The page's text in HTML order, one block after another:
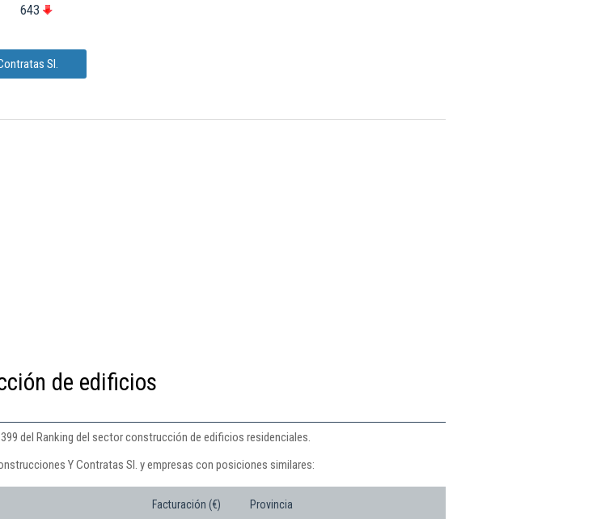
643
Sl.
de edificios
del Ranking del sector construcción de edificios residenciales.
Y Contratas Sl. y empresas con posiciones similares:
Facturación (€) Provincia